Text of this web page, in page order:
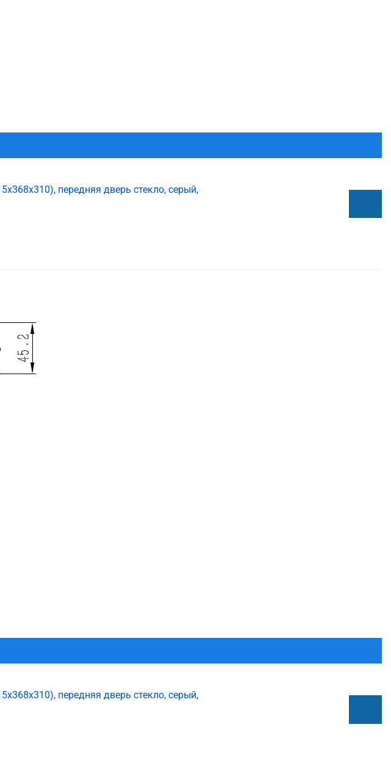
передняя дверь стекло, серый,
передняя дверь стекло, серый,